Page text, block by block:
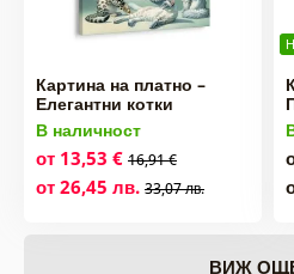
Картина на платно –
Елегантни котки
В наличност
от 13,53 € 16,91 €
от 26,45 лв. 33,07 лв.
ВИЖ